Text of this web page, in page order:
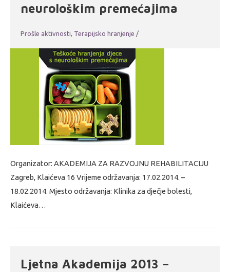
neurološkim premećajima
Prošle aktivnosti, Terapijsko hranjenje /
Organizator: AKADEMIJA ZA RAZVOJNU REHABILITACIJU
Zagreb, Klaićeva 16 Vrijeme održavanja: 17.02.2014. –
18.02.2014. Mjesto održavanja: Klinika za dječje bolesti,
Klaićeva…
Ljetna Akademija 2013 –